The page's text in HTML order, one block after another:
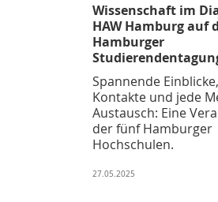
Wissenschaft im
HAW Hamburg auf
Hamburger
Spannende
Kontakte und jede
Austausch: Eine
der fünf Hamburger
Hochschulen.
27.05.2025